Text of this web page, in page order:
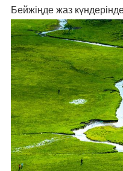
Бейжіңде жаз